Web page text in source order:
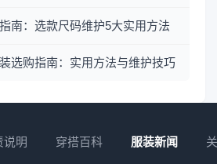
南：选款尺码维护5大实用方法
选购指南：实用方法与维护技巧
说明 穿搭百科 服装新闻